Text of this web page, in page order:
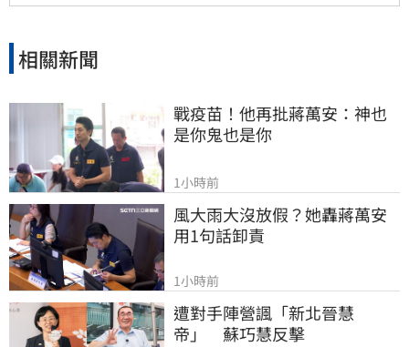
相關新聞
戰疫苗！他再批蔣萬安：神也
是你鬼也是你
1小時前
風大雨大沒放假？她轟蔣萬安
用1句話卸責
1小時前
遭對手陣營諷「新北晉慧
帝」　蘇巧慧反擊